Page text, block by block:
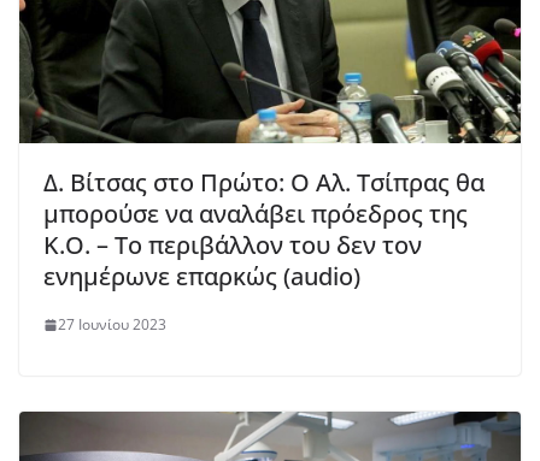
Δ. Βίτσας στο Πρώτο: Ο Αλ. Τσίπρας θα
μπορούσε να αναλάβει πρόεδρος της
Κ.Ο. – Το περιβάλλον του δεν τον
ενημέρωνε επαρκώς (audio)
27 Ιουνίου 2023